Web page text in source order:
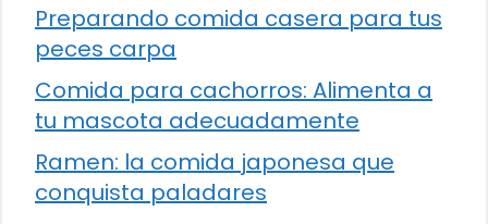
Preparando comida casera para tus
peces carpa
Comida para cachorros: Alimenta a
tu mascota adecuadamente
Ramen: la comida japonesa que
conquista paladares